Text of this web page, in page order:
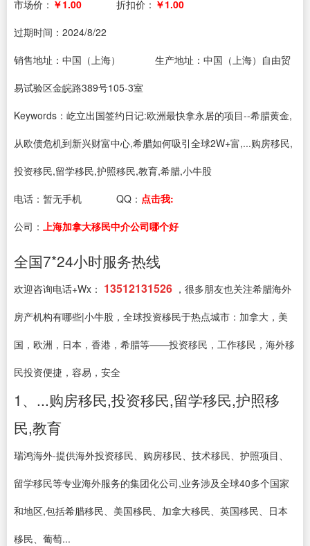
市场价： ￥1.00 折扣价： ￥1.00
过期时间： 2024/8/22
销售地址：中国（上海）
生产地址：中国（上海）自由贸
易试验区金皖路389号105-3室
Keywords：屹立出国签约日记:欧洲最快拿永居的项目--希腊黄金,
从欧债危机到新兴财富中心,希腊如何吸引全球2W+富,...购房移民,
投资移民,留学移民,护照移民,教育,希腊,小牛股
电话： 暂无手机 QQ： 点击我:
公司： 上海加拿大移民中介公司哪个好
全国7*24小时服务热线
欢迎咨询电话+Wx： 13512131526 ，很多朋友也关注希腊海外
房产机构有哪些|小牛股，全球投资移民于热点城市：加拿大，美
国，欧洲，日本，香港，希腊等——投资移民，工作移民，海外移
民投资便捷，容易，安全
1、...购房移民,投资移民,留学移民,护照移
民,教育
瑞鸿海外-提供海外投资移民、购房移民、技术移民、护照项目、
留学移民等专业海外服务的集团化公司,业务涉及全球40多个国家
和地区,包括希腊移民、美国移民、加拿大移民、英国移民、日本
移民、葡萄...